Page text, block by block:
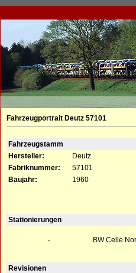
Fahrzeugportrait Deutz 57101
Fahrzeugstamm
Hersteller:
Deutz
Fabriknummer:
57101
Baujahr:
1960
Stationierungen
- BW Celle
Revisionen